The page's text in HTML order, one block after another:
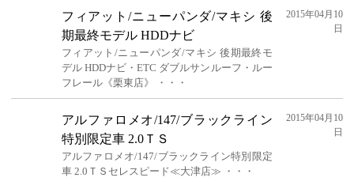
フィアット/ニューパンダ/マキシ 後
期最終モデル HDDナビ
フィアット/ニューパンダ/マキシ 後期最終モ
デル HDDナビ・ETC ダブルサンルーフ・ルー
フレール《栗東店》 ・・・
2015年04月10
日
アルファロメオ/147/ブラックライン
特別限定車 2.0ＴＳ
アルファロメオ/147/ブラックライン特別限定
車 2.0ＴＳセレスピード≪大津店≫ ・・・
2015年04月10
日